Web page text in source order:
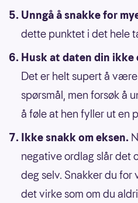
Unngå å snakke for
dette punktet i det hele
Husk at daten din
Det er helt supert å
spørsmål, men forsøk å
å føle at hen fyller ut en
Ikke snakk om eksen.
negative ordlag slår det
deg selv. Snakker du for
det virke som om du